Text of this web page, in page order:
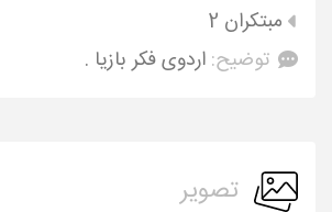
مبتکران 2
توضیح: اردوی فکر بازیا .
تصویر